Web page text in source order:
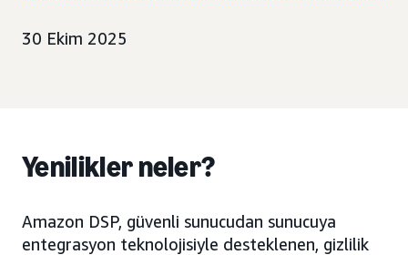
30 Ekim 2025
Yenilikler neler?
Amazon DSP, güvenli sunucudan sunucuya
entegrasyon teknolojisiyle desteklenen, gizlilik